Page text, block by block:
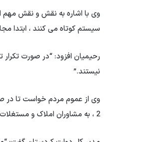
وی با اشاره به نقش و نقش مهم
سیستم کوتاه می کنند ، ابتدا
رحیمیان افزود: “در صورت
نیستند.”
2 ، به مشاوران املاک و مستغلات اطلاع دهند.